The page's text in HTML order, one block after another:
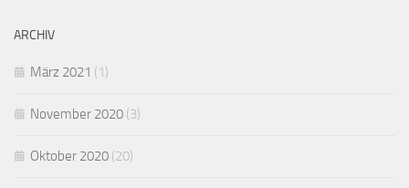
ARCHIV
März 2021 (1)
November 2020 (3)
Oktober 2020 (20)